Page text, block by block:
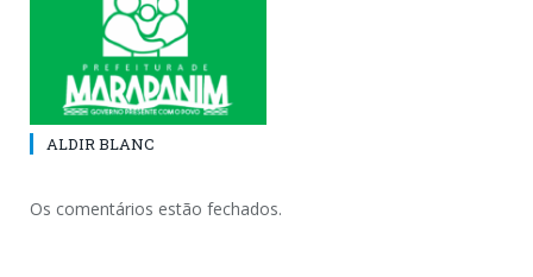
ALDIR BLANC
Os comentários estão fechados.